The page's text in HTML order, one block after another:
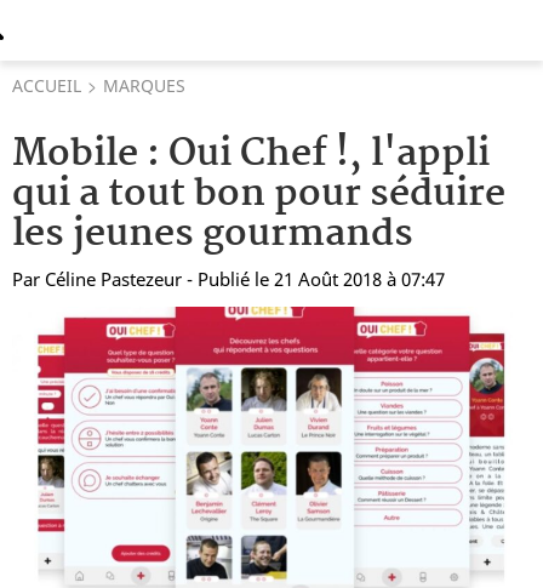
ACCUEIL MARQUES
Mobile : Oui Chef !, l'appli
qui a tout bon pour séduire
les jeunes gourmands
Par Céline Pastezeur - Publié le 21 Août 2018 à 07:47